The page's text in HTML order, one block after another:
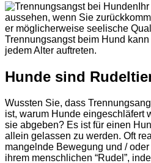
aussehen, wenn Sie
er möglicherweise seelische
Trennungsangst beim Hund
jedem Alter auftreten.
Hunde sind
Wussten Sie, dass
ist, warum Hunde eingeschläfert
sie abgeben? Es ist für einen
allein gelassen zu werden. Oft
mangelnde Bewegung und /
ihrem menschlichen “Rudel”,